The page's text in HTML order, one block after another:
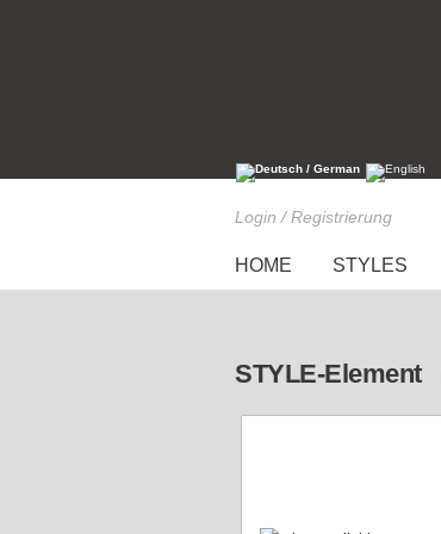
Login / Registrierung
HOME STYLES
STYLE-Element